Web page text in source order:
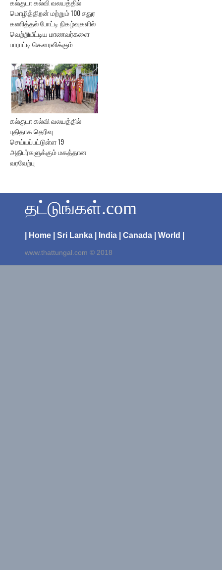
கல்குடா கல்வி வலயத்தில்
மொழித்திறன் மற்றும் 100 சதுர
கணித்தல் போட்டி நிகழ்வுகளில்
வெற்றியீட்டிய மாணவர்களை
பாராட்டி கௌரவிக்கும்
கல்குடா கல்வி வலயத்தில்
புதிதாக தெரிவு
செய்யப்பட்டுள்ள 19
அதிபர்களுக்கும் மகத்தான
வரவேற்பு
தட்டுங்கள்.com
| Home | Sri Lanka | India | Canada | World |
www.thattungal.com © 2018